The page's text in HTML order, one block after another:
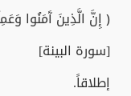
﴿ إِنَّ الَّذِينَ آَمَنُوا
[سورة البينة]
إطلاقاً.